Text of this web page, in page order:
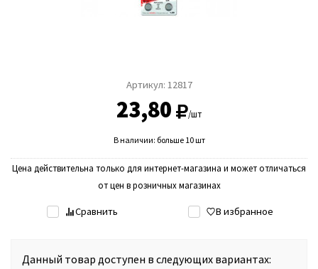
Артикул: 12817
23,80 /шт
В наличии: больше 10 шт
Цена действительна только для интернет-магазина и может отличаться
от цен в розничных магазинах
Сравнить В избранное
Данный товар доступен в следующих вариантах: